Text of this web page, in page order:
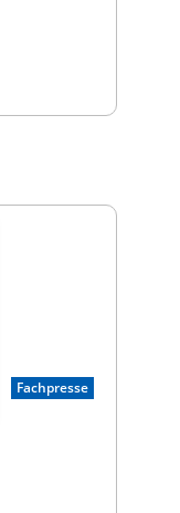
Fachpresse